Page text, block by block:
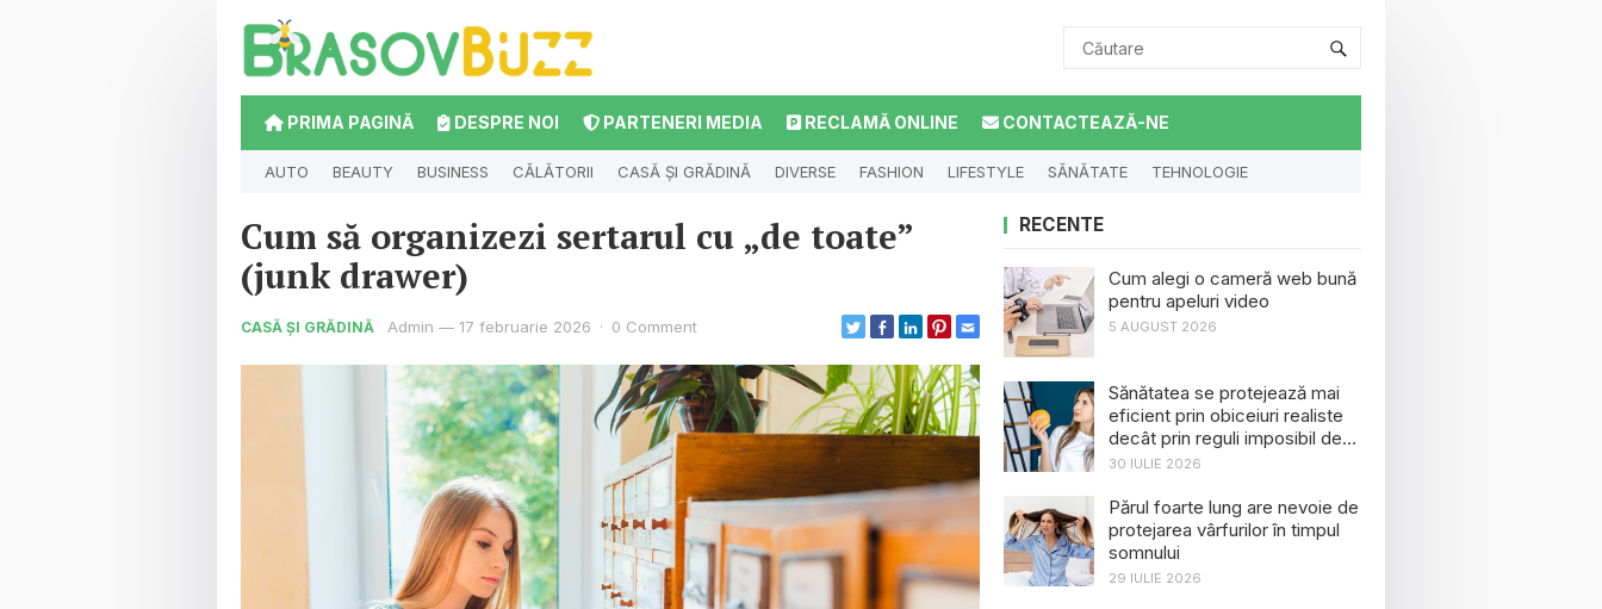
PRIMA PAGINĂ DESPRE NOI PARTENERI MEDIA RECLAMĂ ONLINE CONTACTEAZĂ-NE
AUTO BEAUTY BUSINESS CĂLĂTORII CASĂ ȘI GRĂDINĂ DIVERSE FASHION LIFESTYLE SĂNĂTATE TEHNOLOGIE
Cum să organizezi sertarul cu „de toate”
(junk drawer)
CASĂ ȘI GRĂDINĂ Admin — 17 februarie 2026 · 0 Comment
RECENTE
Cum alegi o cameră web bună
pentru apeluri video
5 AUGUST 2026
Sănătatea se protejează mai
eficient prin obiceiuri realiste
decât prin reguli imposibil de
menținut
30 IULIE 2026
Părul foarte lung are nevoie de
protejarea vârfurilor în timpul
somnului
29 IULIE 2026